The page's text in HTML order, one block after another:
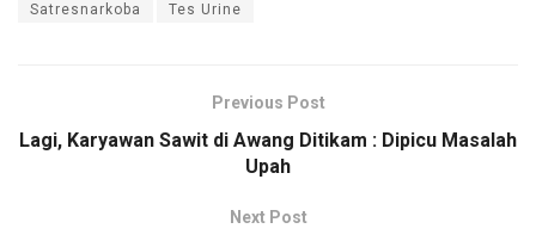
Satresnarkoba Tes Urine
Previous Post
Lagi, Karyawan Sawit di Awang Ditikam : Dipicu Masalah
Upah
Next Post